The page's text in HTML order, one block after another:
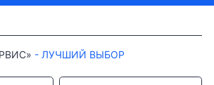
- ЛУЧШИЙ ВЫБОР